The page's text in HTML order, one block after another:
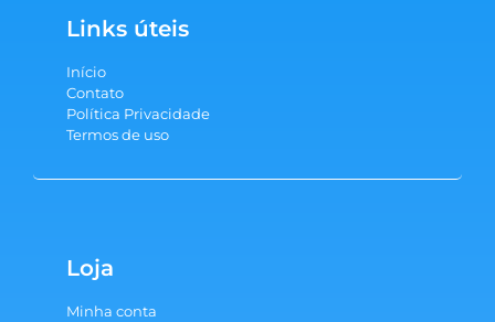
Links úteis
Início
Contato
Política Privacidade
Termos de uso
Loja
Minha conta